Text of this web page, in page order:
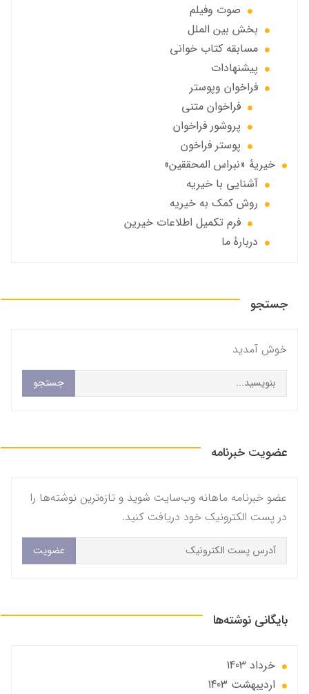
صوت وفيلم
بخش بين الملل
مسابقه کتاب خوانی
پیشنهادات
فراخوان‌ وپوستر
فراخوان متني
پروشور فراخوان
پوستر فراخون
خيريهٔ «نبراس المحققين»
آشنایی با خیریه
روش کمک به خیریه
فرم تکمیل اطلاعات خیرین
دربارهٔ ما
جستجو
خوش آمديد
جستجو
عضویت خبرنامه
عضو خبرنامه ماهانه وب‌سایت شوید و تازه‌ترین نوشته‌ها را
در پست الکترونیک خود دریافت کنید.
عضویت
بایگانی نوشته‌ها
خرداد 1403
ارديبهشت 1403